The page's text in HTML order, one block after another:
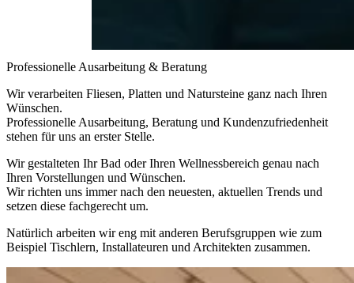
Professionelle Ausarbeitung & Beratung
Wir verarbeiten Fliesen, Platten und Natursteine ganz nach Ihren
Wünschen.
Professionelle Ausarbeitung, Beratung und Kundenzufriedenheit
stehen für uns an erster Stelle.
Wir gestalteten IhrBad oder Ihren Wellnessbereich genau nach
Ihren Vorstellungen und Wünschen.
Wir richten uns immer nach den neuesten, aktuellen Trends und
setzen diese fachgerecht um.
Natürlich arbeiten wir eng mit anderen Berufsgruppen wie zum
Beispiel Tischlern, Installateuren und Architekten zusammen.